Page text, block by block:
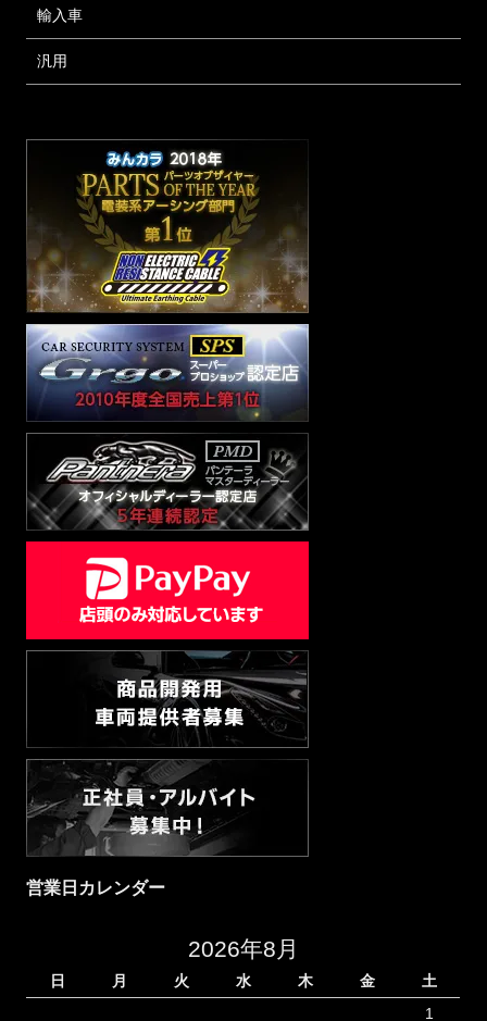
輸入車
汎用
営業日カレンダー
2026年8月
日 月 火 水 木 金
土
1